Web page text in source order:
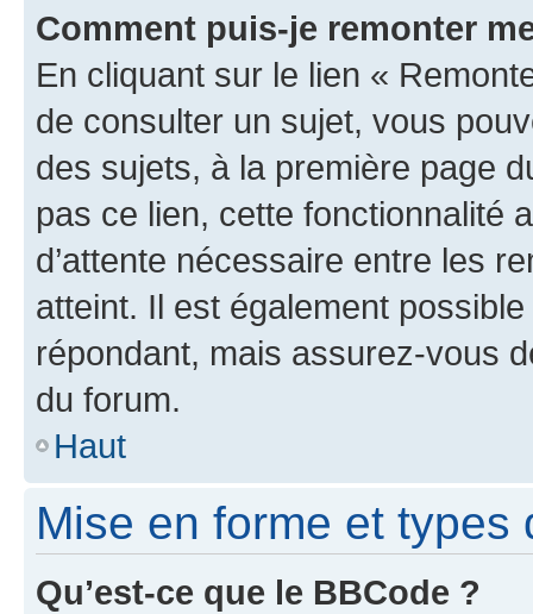
Comment puis-je remonter
En cliquant sur le lien «
de consulter un sujet, vous
des sujets, à la première page
pas ce lien, cette fonctionnalité
d’attente nécessaire entre les
atteint. Il est également
répondant, mais assurez-vous
du forum.
Haut
Mise en forme et types
Qu’est-ce que le BBCode ?